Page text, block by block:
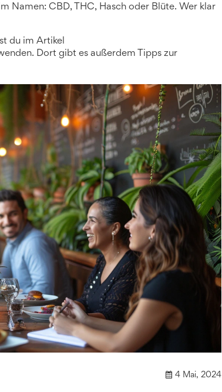
Namen: CBD, THC, Hasch oder Blüte. Wer klar
du im Artikel
. Dort gibt es außerdem Tipps zur
4 Mai, 2024